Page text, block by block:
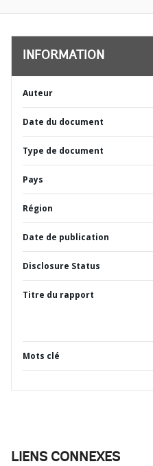
INFORMATION
Auteur
Date du document
Type de document
Pays
Région
Date de publication
Disclosure Status
Titre du rapport
Mots clé
LIENS CONNEXES